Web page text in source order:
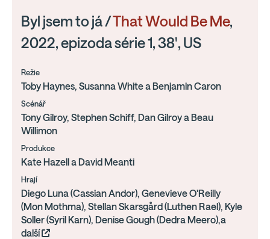
Byl jsem to já /That Would Be Me,
2022, epizoda série 1, 38', US
Režie
Toby Haynes, Susanna White a Benjamin Caron
Scénář
Tony Gilroy, Stephen Schiff, Dan Gilroy a Beau
Willimon
Produkce
Kate Hazell a David Meanti
Hrají
Diego Luna (Cassian Andor), Genevieve O'Reilly
(Mon Mothma), Stellan Skarsgård (Luthen Rael), Kyle
Soller (Syril Karn), Denise Gough (Dedra Meero),a
další